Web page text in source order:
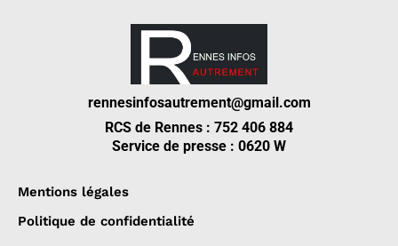
rennesinfosautrement@gmail.com
RCS de Rennes : 752 406 884
Service de presse : 0620 W
Mentions légales
Politique de confidentialité